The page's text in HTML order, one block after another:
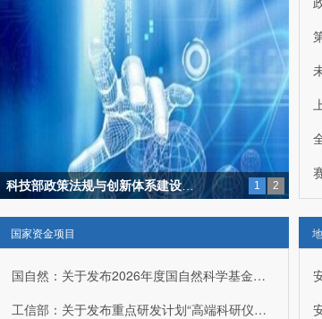
科技部政策法规与创新体系建设司成果转化与区域创新司联合召
1 2
国家资金项目
国自然：关于发布2026年度国自然科学基金指南引导类原创探索计划项目 “跨圈层多尺度地球流体动力学：新技术、新理论与新范式”申请指南的通告
工信部：关于发布重点研发计划“高端科研仪器研制”重点专项 2026年度（第一批）项目申报指南的通知